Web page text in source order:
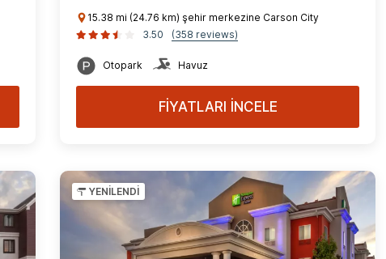
15.38 mi (24.76 km) şehir merkezine Carson City
3.50
(358 reviews)
Otopark Havuz
FİYATLARI İNCELE
YENİLENDİ